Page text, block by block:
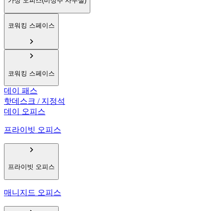
코워킹 스페이스
코워킹 스페이스
데이 패스
핫데스크 / 지정석
데이 오피스
프라이빗 오피스
프라이빗 오피스
매니지드 오피스